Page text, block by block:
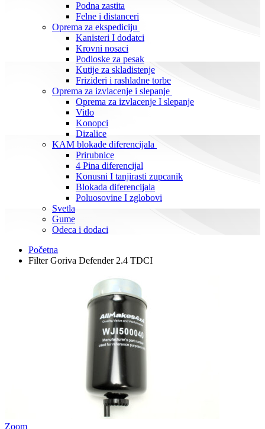
Podna zastita
Felne i distanceri
Oprema za ekspediciju
Kanisteri I dodatci
Krovni nosaci
Podloske za pesak
Kutije za skladistenje
Frizideri i rashladne torbe
Oprema za izvlacenje i slepanje
Oprema za izvlacenje I slepanje
Vitlo
Konopci
Dizalice
KAM blokade diferencijala
Prirubnice
4 Pina diferencijal
Konusni I tanjirasti zupcanik
Blokada diferencijala
Poluosovine I zglobovi
Svetla
Gume
Odeca i dodaci
Početna
Filter Goriva Defender 2.4 TDCI
Zoom